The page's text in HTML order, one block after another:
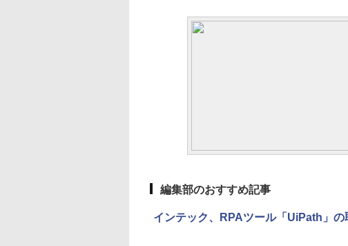
編集部のおすすめ記事
インテック、RPAツール「UiPath」の